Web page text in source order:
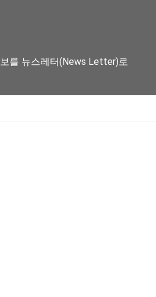
를 뉴스레터(News Letter)로